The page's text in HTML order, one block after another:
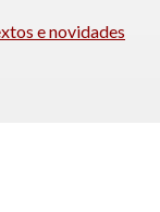
e novidades